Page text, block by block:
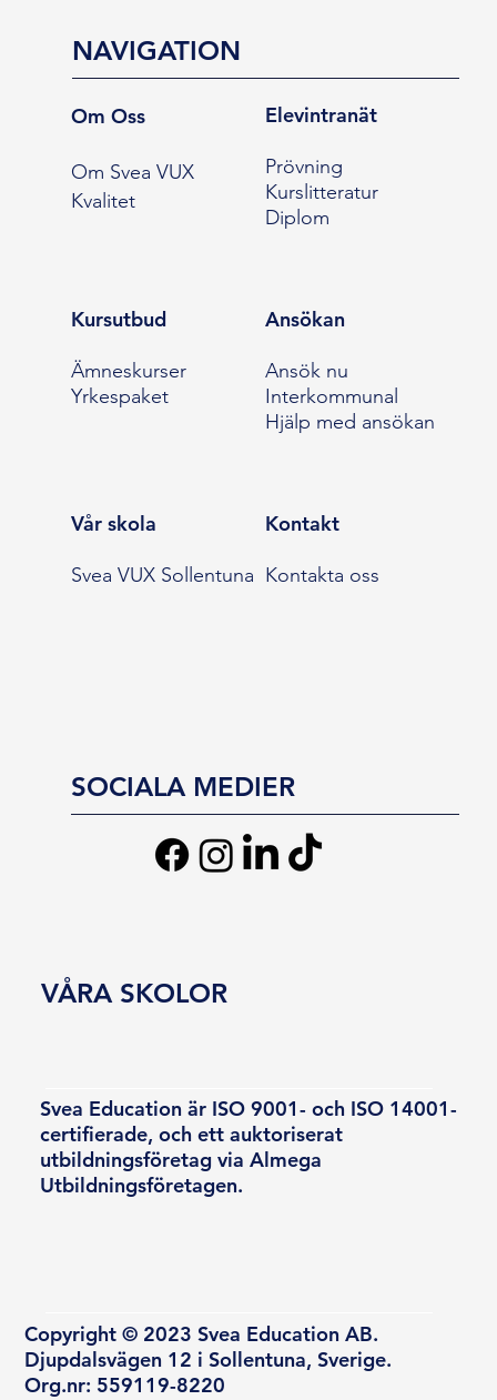
NAVIGATION
Om Oss
Om Svea VUX
Kvalitet
Elevintranät
Prövning
Kurslitteratur
Diplom
Kursutbud
Ämneskurser
Yrkespaket
Ansökan
Ansök nu
Interkommunal
Hjälp med ansökan
Vår skola
Svea VUX Sollentuna
Kontakt
Kontakta oss
SOCIALA MEDIER
Svea Education är ISO 9001- och ISO 14001-
certifierade, och ett auktoriserat
utbildningsföretag via Almega
Utbildningsföretagen.
Copyright © 2023 Svea Education AB.
Djupdalsvägen 12 i Sollentuna, Sverige.
Org.nr: 559119-8220
VÅRA SKOLOR